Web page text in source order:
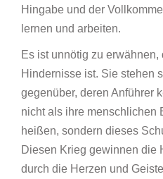
Hingabe und der
lernen und arbeiten.
Es ist unnötig zu
Hindernisse ist. Sie stehen
gegenüber, deren Anführer
nicht als ihre menschlichen
heißen, sondern dieses
Diesen Krieg gewinnen die
durch die Herzen und